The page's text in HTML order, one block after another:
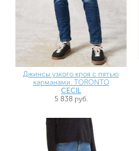
Джинсы узкого кроя с пятью
карманами. TORONTO
CECIL
5 838 руб.